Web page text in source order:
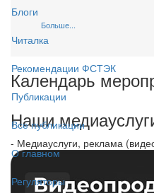
Блоги
Читалка
Рекомендации ФСТЭК
Публикации
Все публикации
О главном
Регуляторы
Больше...
Календарь
Наши
- Медиауслуги, реклама